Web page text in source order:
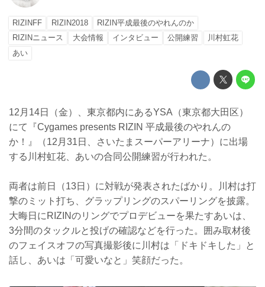
RIZINFF RIZIN2018
RIZIN平成最後のやれんのか
RIZINニュース
大会情報 インタビュー 公開練習
川村虹花
あい
12月14日（金）、東京都内にあるYSA（東京都大田区）
にて『Cygames presents RIZIN 平成最後のやれんの
か！』（12月31日、さいたまスーパーアリーナ）に出場
する川村虹花、あいの合同公開練習が行われた。
両者は前日（13日）に対戦が発表されたばかり。川村は打
撃のミット打ち、グラップリングのスパーリングを披露。
大晦日にRIZINのリングでプロデビューを果たすあいは、
3分間のタックルと投げの確認などを行った。囲み取材後
のフェイスオフの写真撮影後に川村は「ドキドキした」と
話し、あいは「可愛いなと」笑顔だった。